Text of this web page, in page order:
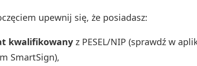
upewnij się, że posiadasz:
kwalifikowany z PESEL/NIP (sprawdź w
SmartSign),